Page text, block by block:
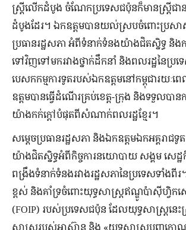
ស្ត្រីលើកដំបូង ចំណែកប្រទេសជប៉ុនក៏មានស្ត្រីជាន
ដំបូងដែរ។ ឯកឧត្តមបានយល់ស្របចំពោះប្រស
ប្រធានរដ្ឋសភា អំពីទំនាក់ទំនងយ៉ាងជិតស្និទ្ធ និងក
ទៅវិញទៅមករវាងថ្នាក់ដឹកនាំ និងពលរដ្ឋនៃប្រទ
បេសកកម្មការទូតរបស់ឯកឧត្តមនៅកម្ពុជារយៈព
ឧត្តមបានធ្វើដំណើរគ្រប់ខេត្ត-ក្រុង និងទទួលបាន
យ៉ាងកក់ក្តៅបំផុតពីសំណាក់ពលរដ្ឋខ្មែរ។
សម្តេចប្រធានរដ្ឋសភា និងឯកឧត្តមឯកអគ្គរាជទូត
យ៉ាងជិតស្និទ្ធអំពីកិច្ចការនយោបាយ សង្គម សេដ្ឋ
ពង្រឹងទំនាក់ទំនងរវាងរដ្ឋសភានៃប្រទេសទាំងពីរ។
ខ្ពស់ និងគាំទ្រចំពោះយុទ្ធសាស្ត្រឥណ្ឌូប៉ាស៊ីហ្វិក
(FOIP) របស់ប្រទេសជប៉ុន ដែលយុទ្ធសាស្ត្រនេះ
សាស្ត្ររបស់អាស៊ាន និង «យុទ្ធសាស្ត្របញ្ចក